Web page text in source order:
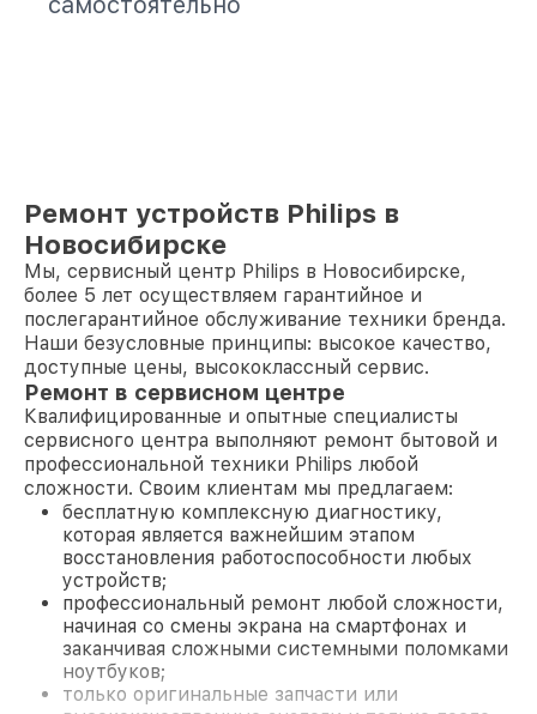
Ремонт устройств Philips в
Новосибирске
Мы, сервисный центр Philips в Новосибирске,
более 5 лет осуществляем гарантийное и
послегарантийное обслуживание техники бренда.
Наши безусловные принципы: высокое качество,
доступные цены, высококлассный сервис.
Ремонт в сервисном центре
Квалифицированные и опытные специалисты
сервисного центра выполняют ремонт бытовой и
профессиональной техники Philips любой
сложности. Своим клиентам мы предлагаем:
бесплатную комплексную диагностику,
которая является важнейшим этапом
восстановления работоспособности любых
устройств;
профессиональный ремонт любой сложности,
начиная со смены экрана на смартфонах и
заканчивая сложными системными поломками
ноутбуков;
только оригинальные запчасти или